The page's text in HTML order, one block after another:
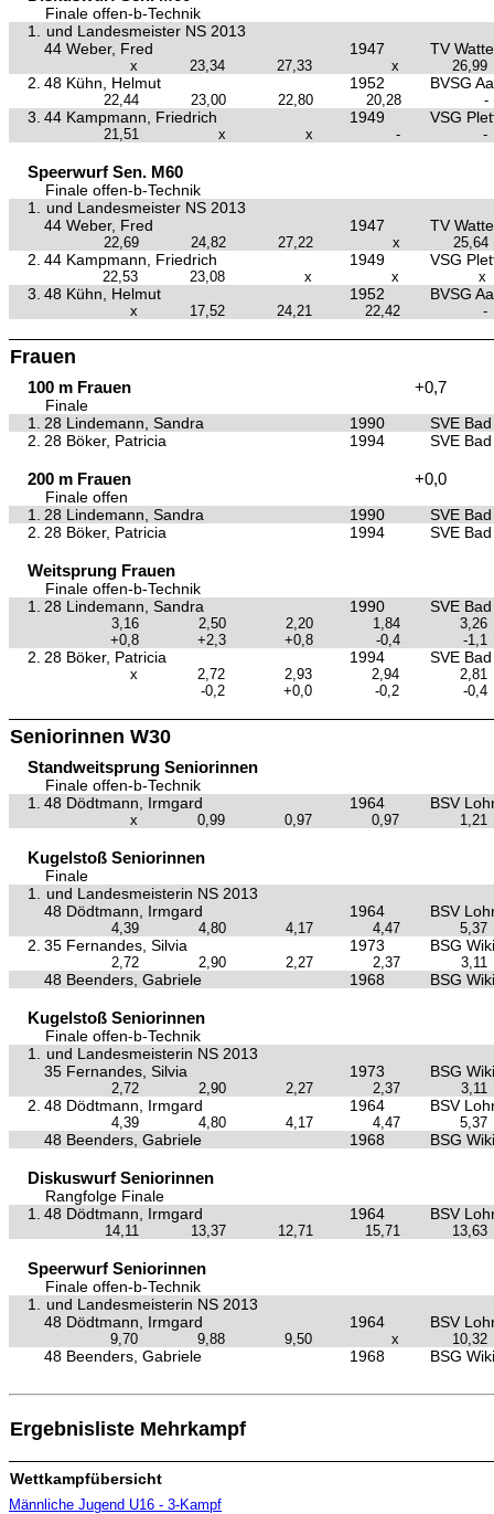
Finale offen-b-Technik
1.
und Landesmeister NS 2013
44 Weber, Fred
1947 TV
x 23,34 27,33 x 26,99
2. 48 Kühn, Helmut 1952 BVSG
22,44 23,00 22,80 20,28 -
3. 44 Kampmann, Friedrich 1949 VSG
21,51 x x - -
Speerwurf Sen. M60
Finale offen-b-Technik
1.
und Landesmeister NS 2013
44 Weber, Fred
1947 TV
22,69 24,82 27,22 x 25,64
2. 44 Kampmann, Friedrich 1949 VSG
22,53 23,08 x x x
3. 48 Kühn, Helmut 1952 BVSG
x 17,52 24,21 22,42 -
Frauen
100 m Frauen +0,7
Finale
1.
28 Lindemann, Sandra 1990
SVE
2. 28 Böker, Patricia 1994 SVE
200 m Frauen +0,0
Finale offen
1.
28 Lindemann, Sandra 1990
SVE
2. 28 Böker, Patricia 1994 SVE
Weitsprung Frauen
Finale offen-b-Technik
1.
28 Lindemann, Sandra 1990 SVE
3,16 2,50 2,20 1,84
3,26
+0,8
+2,3 +0,8 -0,4 -1,1
2. 28 Böker, Patricia 1994 SVE
x 2,72 2,93 2,94
2,81
-0,2
+0,0 -0,2 -0,4
Seniorinnen W30
Standweitsprung Seniorinnen
Finale offen-b-Technik
1.
48 Dödtmann, Irmgard 1964 BSV
x 0,99 0,97 0,97 1,21
Kugelstoß Seniorinnen
Finale
1.
und Landesmeisterin NS 2013
48 Dödtmann, Irmgard
1964 BSV
4,39 4,80 4,17 4,47 5,37
2. 35 Fernandes, Silvia 1973 BSG
2,72 2,90 2,27 2,37 3,11
48 Beenders, Gabriele 1968 BSG
Kugelstoß Seniorinnen
Finale offen-b-Technik
1.
und Landesmeisterin NS 2013
35 Fernandes, Silvia
1973 BSG
2,72 2,90 2,27 2,37 3,11
2. 48 Dödtmann, Irmgard 1964 BSV
4,39 4,80 4,17 4,47 5,37
48 Beenders, Gabriele 1968 BSG
Diskuswurf Seniorinnen
Rangfolge Finale
1.
48 Dödtmann, Irmgard 1964 BSV
14,11 13,37 12,71 15,71 13,63
Speerwurf Seniorinnen
Finale offen-b-Technik
1.
und Landesmeisterin NS 2013
48 Dödtmann, Irmgard
1964 BSV
9,70 9,88 9,50 x 10,32
48 Beenders, Gabriele 1968 BSG
Ergebnisliste Mehrkampf
Wettkampfübersicht
Männliche Jugend U16 - 3-Kampf